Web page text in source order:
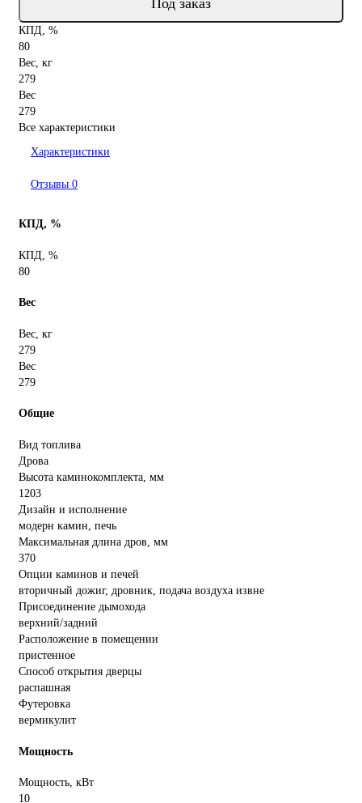
Под заказ
КПД, %
80
Вес, кг
279
Вес
279
Все характеристики
Характеристики
Отзывы 0
КПД, %
КПД, %
80
Вес
Вес, кг
279
Вес
279
Общие
Вид топлива
Дрова
Высота каминокомплекта, мм
1203
Дизайн и исполнение
модерн камин, печь
Максимальная длина дров, мм
370
Опции каминов и печей
вторичный дожиг, дровник, подача воздуха извне
Присоединение дымохода
верхний/задний
Расположение в помещении
пристенное
Способ открытия дверцы
распашная
Футеровка
вермикулит
Мощность
Мощность, кВт
10